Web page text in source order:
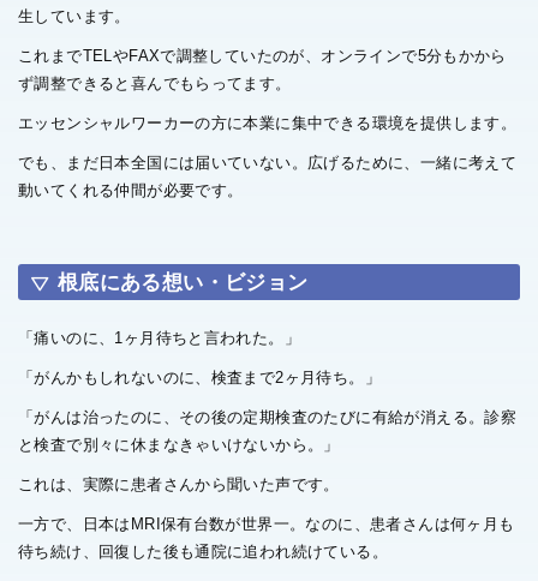
生しています。
これまでTELやFAXで調整していたのが、オンラインで5分もかから
ず調整できると喜んでもらってます。
エッセンシャルワーカーの方に本業に集中できる環境を提供します。
でも、まだ日本全国には届いていない。広げるために、一緒に考えて
動いてくれる仲間が必要です。
根底にある想い・ビジョン
「痛いのに、1ヶ月待ちと言われた。」
「がんかもしれないのに、検査まで2ヶ月待ち。」
「がんは治ったのに、その後の定期検査のたびに有給が消える。診察
と検査で別々に休まなきゃいけないから。」
これは、実際に患者さんから聞いた声です。
一方で、日本はMRI保有台数が世界一。なのに、患者さんは何ヶ月も
待ち続け、回復した後も通院に追われ続けている。